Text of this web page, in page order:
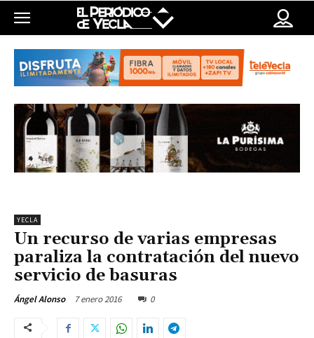
YECLA
Un recurso de varias empresas
paraliza la contratación del nuevo
servicio de basuras
Ángel Alonso 7 enero 2016 0